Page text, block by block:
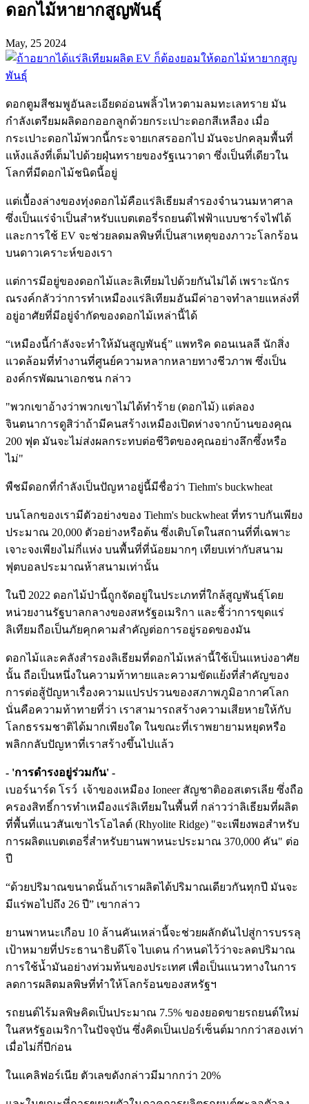
ดอกไม้หายากสูญพันธุ์
May, 25 2024
ดอกตูมสีชมพูอันละเอียดอ่อนพลิ้วไหวตามลมทะเลทราย มัน
กำลังเตรียมผลิดอกออกลูกด้วยกระเปาะดอกสีเหลือง เมื่อ
กระเปาะดอกไม้พวกนี้กระจายเกสรออกไป มันจะปกคลุมพื้นที่
แห้งแล้งที่เต็มไปด้วยฝุ่นทรายของรัฐเนวาดา ซึ่งเป็นที่เดียวใน
โลกที่มีดอกไม้ชนิดนี้อยู่
แต่เบื้องล่างของทุ่งดอกไม้คือแร่ลิเธียมสำรองจำนวนมหาศาล
ซึ่งเป็นแร่จำเป็นสำหรับแบตเตอรี่รถยนต์ไฟฟ้าแบบชาร์จไฟได้
และการใช้ EV จะช่วยลดมลพิษที่เป็นสาเหตุของภาวะโลกร้อน
บนดาวเคราะห์ของเรา
แต่การมีอยู่ของดอกไม้และลิเทียมไปด้วยกันไม่ได้ เพราะนักร
ณรงค์กลัวว่าการทำเหมืองแร่ลิเทียมอันมีค่าอาจทำลายแหล่งที่
อยู่อาศัยที่มีอยู่จำกัดของดอกไม้เหล่านี้ได้
“เหมืองนี้กำลังจะทำให้มันสูญพันธุ์” แพทริค ดอนเนลลี นักสิ่ง
แวดล้อมที่ทำงานที่ศูนย์ความหลากหลายทางชีวภาพ ซึ่งเป็น
องค์กรพัฒนาเอกชน กล่าว
"พวกเขาอ้างว่าพวกเขาไม่ได้ทำร้าย (ดอกไม้) แต่ลอง
จินตนาการดูสิว่าถ้ามีคนสร้างเหมืองเปิดห่างจากบ้านของคุณ
200 ฟุต มันจะไม่ส่งผลกระทบต่อชีวิตของคุณอย่างลึกซึ้งหรือ
ไม่"
พืชมีดอกที่กำลังเป็นปัญหาอยู่นี้มีชื่อว่า Tiehm's buckwheat
บนโลกของเรามีตัวอย่างของ Tiehm's buckwheat ที่ทราบกันเพียง
ประมาณ 20,000 ตัวอย่างหรือต้น ซึ่งเติบโตในสถานที่ที่เฉพาะ
เจาะจงเพียงไม่กี่แห่ง บนพื้นที่ที่น้อยมากๆ เทียบเท่ากับสนาม
ฟุตบอลประมาณห้าสนามเท่านั้น
ในปี 2022 ดอกไม้ป่านี้ถูกจัดอยู่ในประเภทที่ใกล้สูญพันธุ์โดย
หน่วยงานรัฐบาลกลางของสหรัฐอเมริกา และชี้ว่าการขุดแร่
ลิเทียมถือเป็นภัยคุกคามสำคัญต่อการอยู่รอดของมัน
ดอกไม้และคลังสำรองลิเธียมที่ดอกไม้เหล่านี้ใช้เป็นแหบ่งอาศัย
นั้น ถือเป็นหนึ่งในความท้าทายและความขัดแย้งที่สำคัญของ
การต่อสู้ปัญหาเรื่องความแปรปรวนของสภาพภูมิอากาศโลก
นั่นคือความท้าทายที่ว่า เราสามารถสร้างความเสียหายให้กับ
โลกธรรมชาติได้มากเพียงใด ในขณะที่เราพยายามหยุดหรือ
พลิกกลับปัญหาที่เราสร้างขึ้นไปแล้ว
- 'การดำรงอยู่ร่วมกัน' -
เบอร์นาร์ด โรว์ เจ้าของเหมือง Ioneer สัญชาติออสเตรเลีย ซึ่งถือ
ครองสิทธิ์การทำเหมืองแร่ลิเทียมในพื้นที่ กล่าวว่าลิเธียมที่ผลิต
ที่พื้นที่แนวสันเขาไรโอไลต์ (Rhyolite Ridge) "จะเพียงพอสำหรับ
การผลิตแบตเตอรี่สำหรับยานพาหนะประมาณ 370,000 คัน" ต่อ
ปี
“ด้วยปริมาณขนาดนั้นถ้าเราผลิตได้ปริมาณเดียวกันทุกปี มันจะ
มีแร่พอไปถึง 26 ปี” เขากล่าว
ยานพาหนะเกือบ 10 ล้านคันเหล่านี้จะช่วยผลักดันไปสู่การบรรลุ
เป้าหมายที่ประธานาธิบดีโจ ไบเดน กำหนดไว้ว่าจะลดปริมาณ
การใช้น้ำมันอย่างท่วมท้นของประเทศ เพื่อเป็นแนวทางในการ
ลดการผลิตมลพิษที่ทำให้โลกร้อนของสหรัฐฯ
รถยนต์ไร้มลพิษคิดเป็นประมาณ 7.5% ของยอดขายรถยนต์ใหม่
ในสหรัฐอเมริกาในปัจจุบัน ซึ่งคิดเป็นเปอร์เซ็นต์มากกว่าสองเท่า
เมื่อไม่กี่ปีก่อน
ในแคลิฟอร์เนีย ตัวเลขดังกล่าวมีมากกว่า 20%